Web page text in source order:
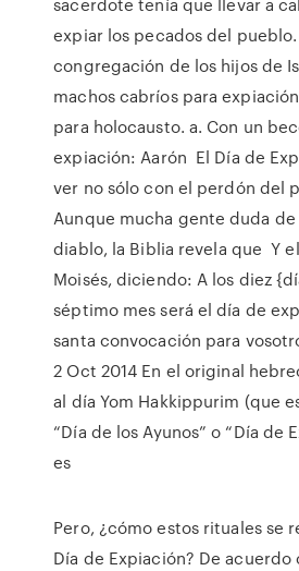
expiar los pecados del pueblo.
congregación de los hijos de
machos cabríos para
para holocausto. a. Con un
expiación: Aarón El Día de
ver no sólo con el perdón del
Aunque mucha gente duda
diablo, la Biblia revela que Y
Moisés, diciendo: A los diez
séptimo mes será el día de
santa convocación para
2 Oct 2014 En el original
al día Yom Hakkippurim (que
“Día de los Ayunos” o “Día de
es
Pero, ¿cómo estos rituales se
Día de Expiación? De acuerdo